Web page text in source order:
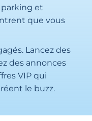
parking et
que vous
Lancez des
des annonces
VIP qui
le buzz.